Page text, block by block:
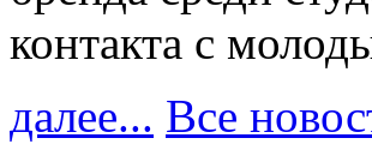
контакта с
далее... Все